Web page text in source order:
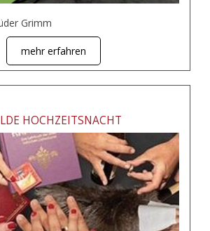
Grimm
mehr erfahren
HOCHZEITSNACHT